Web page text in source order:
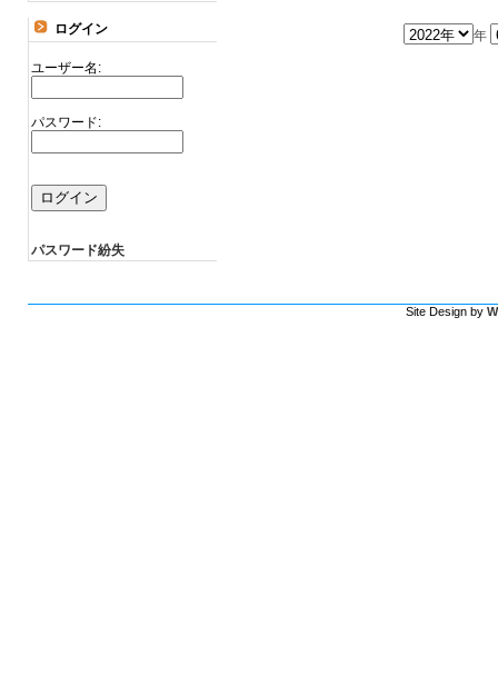
ログイン
ユーザー名:
パスワード:
パスワード紛失
年
Site Design by